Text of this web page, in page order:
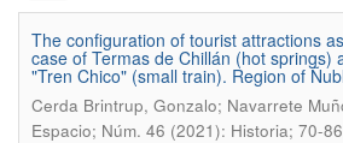
The configuration of tourist attractions
case of Termas de Chillán (hot springs)
"Tren Chico" (small train). Region of
Cerda Brintrup, Gonzalo; Navarrete
Espacio; Núm. 46 (2021): Historia; 70-86